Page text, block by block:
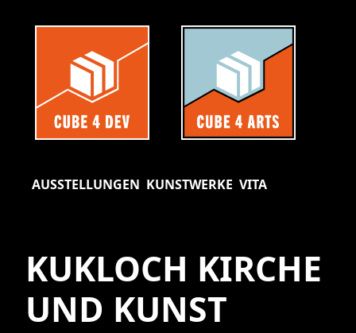
AUSSTELLUNGEN KUNSTWERKE VITA
KUKLOCH KIRCHE
UND KUNST